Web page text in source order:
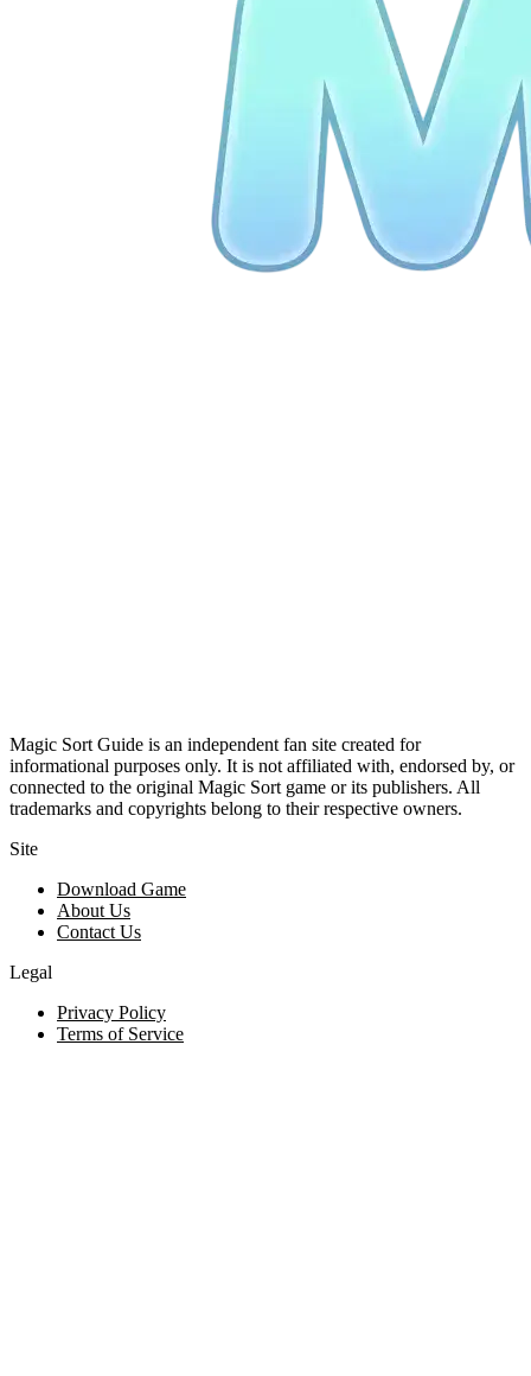
Magic Sort Guide is an independent fan site created for
informational purposes only. It is not affiliated with, endorsed by, or
connected to the original Magic Sort game or its publishers. All
trademarks and copyrights belong to their respective owners.
Site
Download Game
About Us
Contact Us
Legal
Privacy Policy
Terms of Service